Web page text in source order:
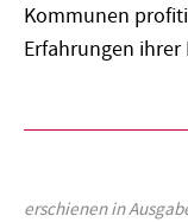
Kommunen
Erfahrungen
erschienen in